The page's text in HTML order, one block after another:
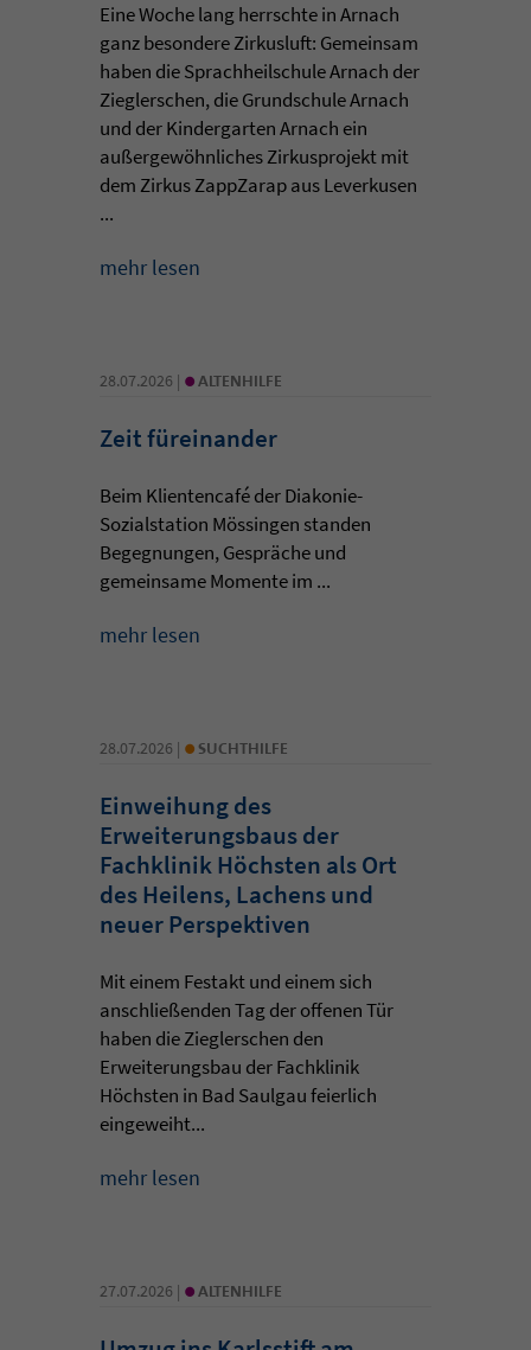
Eine Woche lang herrschte in Arnach
ganz besondere Zirkusluft: Gemeinsam
haben die Sprachheilschule Arnach der
Zieglerschen, die Grundschule Arnach
und der Kindergarten Arnach ein
außergewöhnliches Zirkusprojekt mit
dem Zirkus ZappZarap aus Leverkusen
...
mehr lesen
28.07.2026 | • ALTENHILFE
Zeit füreinander
Beim Klientencafé der Diakonie-
Sozialstation Mössingen standen
Begegnungen, Gespräche und
gemeinsame Momente im ...
mehr lesen
28.07.2026 | • SUCHTHILFE
Einweihung des
Erweiterungsbaus der
Fachklinik Höchsten als Ort
des Heilens, Lachens und
neuer Perspektiven
Mit einem Festakt und einem sich
anschließenden Tag der offenen Tür
haben die Zieglerschen den
Erweiterungsbau der Fachklinik
Höchsten in Bad Saulgau feierlich
eingeweiht...
mehr lesen
27.07.2026 | • ALTENHILFE